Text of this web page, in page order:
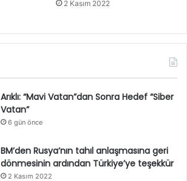
2 Kasım 2022
Arıklı: “Mavi Vatan”dan Sonra Hedef “Siber
Vatan”
6 gün önce
BM’den Rusya’nın tahıl anlaşmasına geri
dönmesinin ardından Türkiye’ye teşekkür
2 Kasım 2022